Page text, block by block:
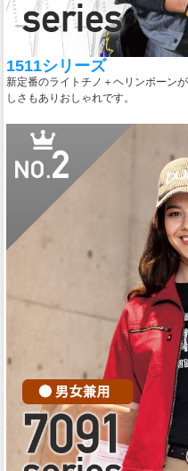
1511シリーズ
新定番のライトチノ＋ヘリンボーン
しさもありおしゃれです。